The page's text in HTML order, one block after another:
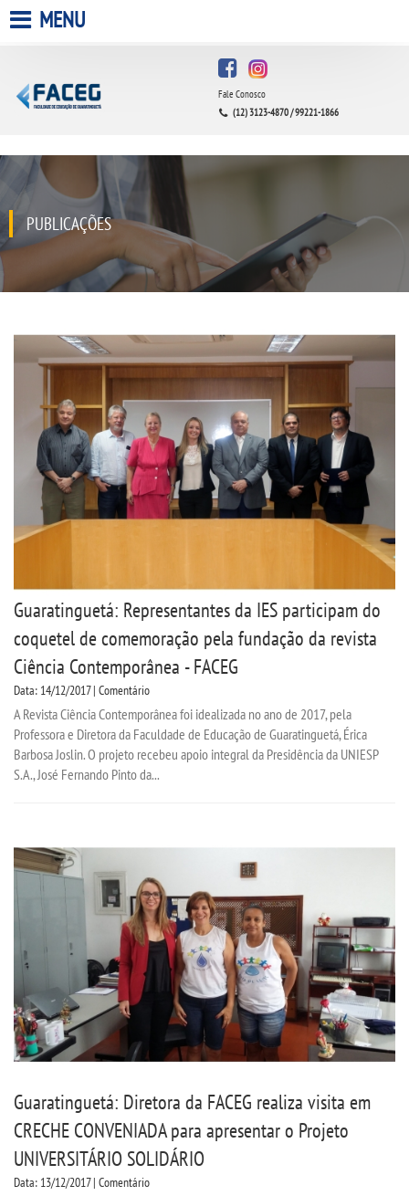
A FACULDADE
QUEM SOMOS
INFRAESTRUTURA
CPA
CPSA
PROUNI
FIES
BACHARELADOS
LICENCIATURAS
TECNOLÓGICOS
VESTIBULAR
TRANSFERÊNCIA
SEGUNDA GRADUAÇÃO
MATRÍCULA
EDITAL
PUBLICAÇÕES
DESTAQUES
REVISTAS ELETRÔNICAS
MENU
Fale Conosco
(12) 3123-4870 / 99221-1866
PUBLICAÇÕES
Guaratinguetá: Representantes da IES participam do
coquetel de comemoração pela fundação da revista
Ciência Contemporânea - FACEG
Data: 14/12/2017 | Comentário
A Revista Ciência Contemporânea foi idealizada no ano de 2017, pela
Professora e Diretora da Faculdade de Educação de Guaratinguetá, Érica
Barbosa Joslin. O projeto recebeu apoio integral da Presidência da UNIESP
S.A., José Fernando Pinto da...
Guaratinguetá: Diretora da FACEG realiza visita em
CRECHE CONVENIADA para apresentar o Projeto
UNIVERSITÁRIO SOLIDÁRIO
Data: 13/12/2017 | Comentário